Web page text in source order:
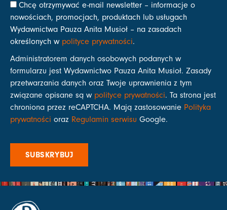
Chcę otrzymywać e-mail newsletter – informacje o
nowościach, promocjach, produktach lub usługach
Wydawnictwa Pauza Anita Musioł – na zasadach
określonych w polityce prywatności.
Administratorem danych osobowych podanych w
formularzu jest Wydawnictwo Pauza Anita Musioł. Zasady
przetwarzania danych oraz Twoje uprawnienia z tym
związane opisane są w polityce prywatności. Ta strona jest
chroniona przez reCAPTCHA. Mają zastosowanie Polityka
prywatności oraz Regulamin serwisu Google.
SUBSKRYBUJ